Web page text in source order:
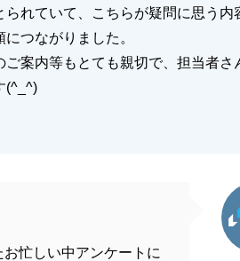
れていて、こちらが疑問に思う内
つながりました。
案内等もとても親切で、担当者さ
(^_^)
忙しい中アンケートに